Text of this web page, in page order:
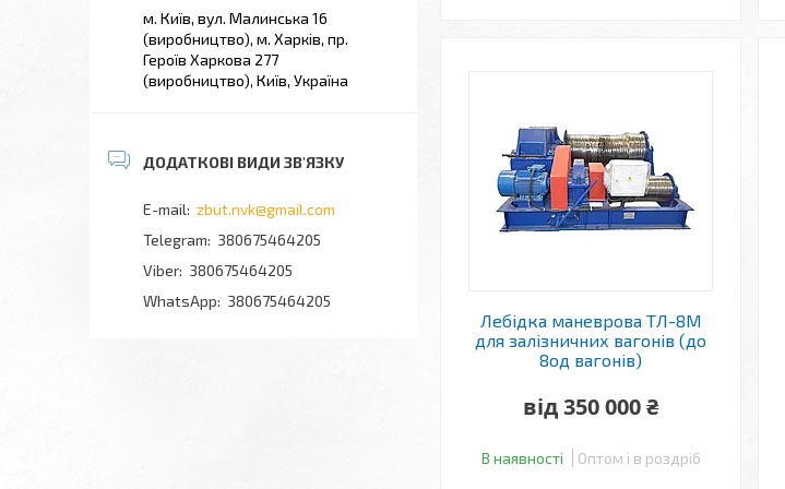
Лебідка маневрова ТЛ-8М
для залізничних вагонів (до
8од вагонів)
від 350 000 ₴
В наявності Оптом і в роздріб
м. Київ, вул. Малинська 16
(виробництво), м. Харків, пр.
Героїв Харкова 277
(виробництво), Київ, Україна
zbut.nvk@gmail.com
380675464205
380675464205
380675464205